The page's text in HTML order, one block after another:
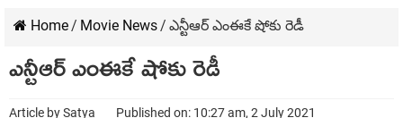
Home/ Movie News/ ఎన్టీఆర్ ఎంఈకే షోకు రెడీ
ఎన్టీఆర్ ఎంఈకే షోకు రెడీ
Article bySatya Published on: 10:27 am, 2 July 2021